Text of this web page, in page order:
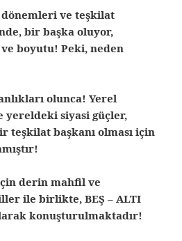
dönemleri ve teşkilat
bir başka oluyor,
boyutu! Peki, neden
olunca! Yerel
yereldeki siyasi güçler,
teşkilat başkanı olması için
derin mahfil ve
ile birlikte, BEŞ – ALTI
konuşturulmaktadır!